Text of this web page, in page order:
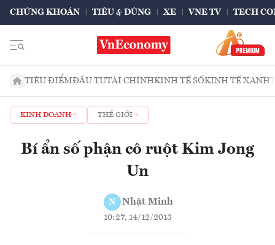
CHỨNG KHOÁN TIÊU & DÙNG XE VNE TV TECH
TIÊU ĐIỂMĐẦU TƯTÀI CHÍNHKINH TẾ SỐKINH TẾ XANH
KINH DOANH THẾ GIỚI
Bí ẩn số phận cô ruột Kim Jong
Un
N Nhật Minh
10:27, 14/12/2013